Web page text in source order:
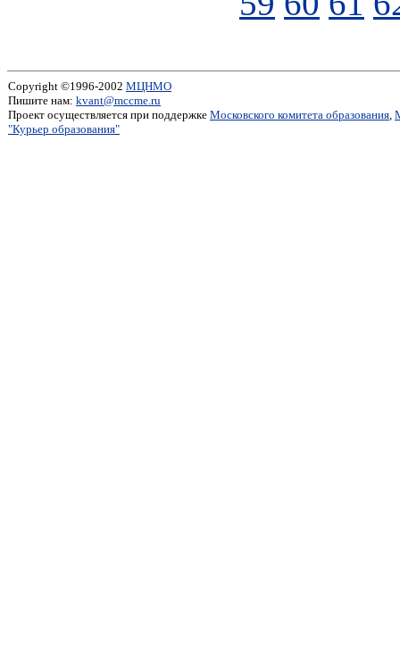
Copyright ©1996-2002 МЦНМО
Пишите нам: kvant@mccme.ru
Проект осуществляется при поддержке Московского комитета образования,
"Курьер образования"